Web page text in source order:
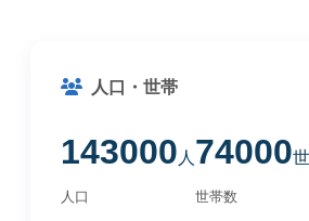
人口・世帯
143000 人
人口
74000
世帯数